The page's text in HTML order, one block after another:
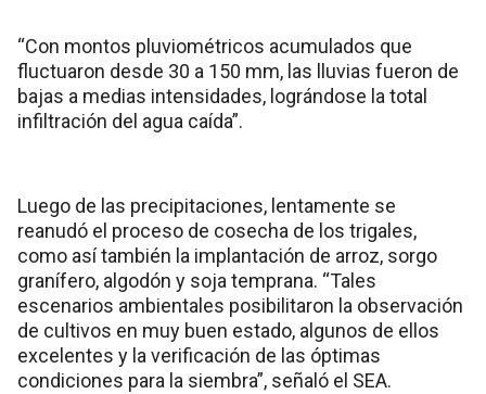
“Con montos pluviométricos acumulados que
fluctuaron desde 30 a 150 mm, las lluvias fueron de
bajas a medias intensidades, lográndose la total
infiltración del agua caída”.
Luego de las precipitaciones, lentamente se
reanudó el proceso de cosecha de los trigales,
como así también la implantación de arroz, sorgo
granífero, algodón y soja temprana. “Tales
escenarios ambientales posibilitaron la observación
de cultivos en muy buen estado, algunos de ellos
excelentes y la verificación de las óptimas
condiciones para la siembra”, señaló el SEA.